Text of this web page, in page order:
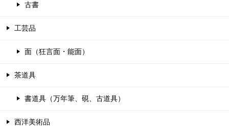
古書
工芸品
面（狂言面・能面）
茶道具
書道具（万年筆、硯、古道具）
西洋美術品